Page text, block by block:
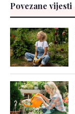
Povezane vijesti